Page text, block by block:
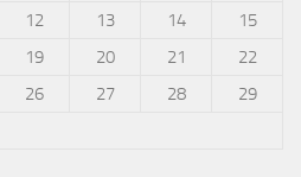
12 13 14
15
19 20 21
22
26 27 28
29